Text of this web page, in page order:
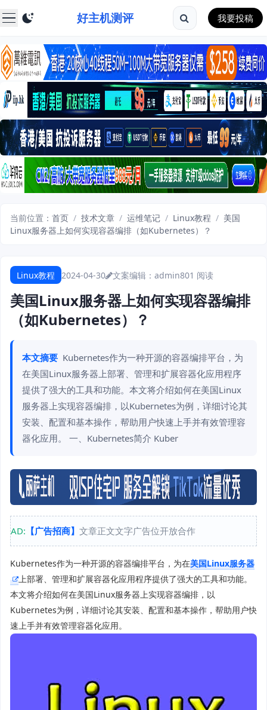
好主机测评 我要投稿
当前位置： 首页 / 技术文章 / 运维笔记 / Linux教程 / 美国
Linux服务器上如何实现容器编排（如Kubernetes）？
Linux教程 2024-04-30 文案编辑：admin801 阅读
美国Linux服务器上如何实现容器编排
（如Kubernetes）？
本文摘要 Kubernetes作为一种开源的容器编排平台，为
在美国Linux服务器上部署、管理和扩展容器化应用程序
提供了强大的工具和功能。本文将介绍如何在美国Linux
服务器上实现容器编排，以Kubernetes为例，详细讨论其
安装、配置和基本操作，帮助用户快速上手并有效管理容
器化应用。 一、Kubernetes简介 Kuber
AD: 【广告招商】 文章正文文字广告位开放合作
Kubernetes作为一种开源的容器编排平台，为在美国Linux服务器
上部署、管理和扩展容器化应用程序提供了强大的工具和功能。
本文将介绍如何在美国Linux服务器上实现容器编排，以
Kubernetes为例，详细讨论其安装、配置和基本操作，帮助用户快
速上手并有效管理容器化应用。